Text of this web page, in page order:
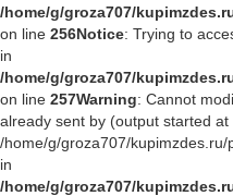
/home/g/groza707/
on line 256Notice: Trying to
in
/home/g/groza707/
on line 257Warning: Cannot
already sent by (output started at
/home/g/groza707/
in
/home/g/groza707/